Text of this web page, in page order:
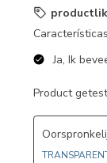
Ja, Ik
Product